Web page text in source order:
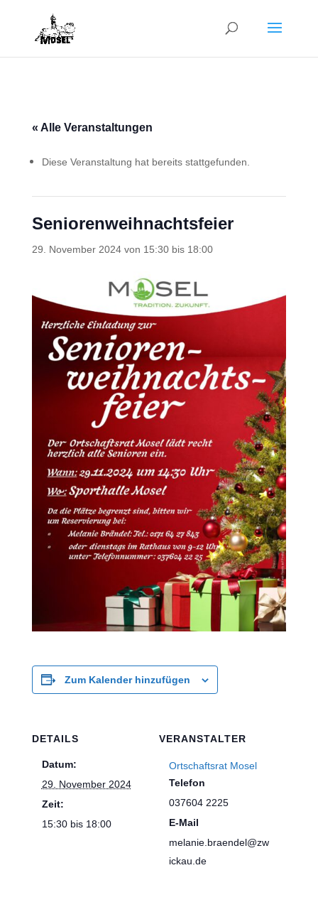
« Alle Veranstaltungen
Diese Veranstaltung hat bereits stattgefunden.
Seniorenweihnachtsfeier
29. November 2024 von 15:30bis 18:00
Zum Kalender hinzufügen
DETAILS
Datum:
29. November 2024
Zeit:
15:30 bis 18:00
VERANSTALTER
Ortschaftsrat Mosel
Telefon
037604 2225
E-Mail
melanie.braendel@zw
ickau.de